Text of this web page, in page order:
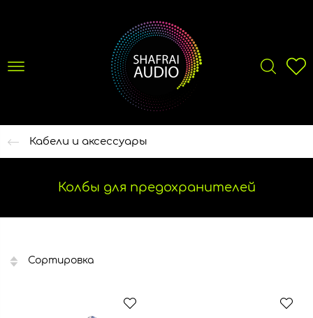
Кабели и аксессуары
Колбы для предохранителей
Сортировка